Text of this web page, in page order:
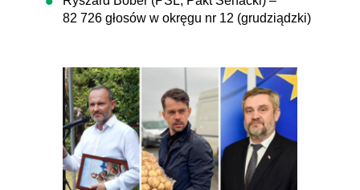
82 726 głosów w okręgu nr 12 (grudziądzki)